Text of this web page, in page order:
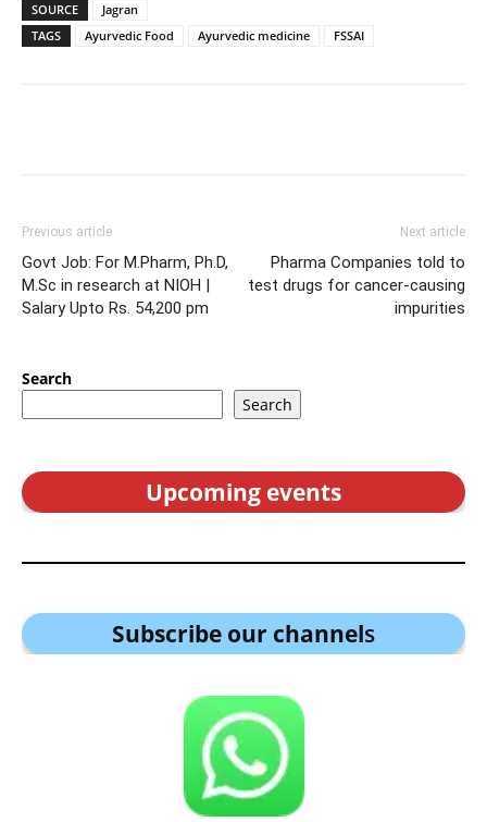
SOURCE
Jagran
TAGS
Ayurvedic Food Ayurvedic medicine FSSAI
Previous article
Govt Job: For M.Pharm, Ph.D,
M.Sc in research at NIOH |
Salary Upto Rs. 54,200 pm
Next article
Pharma Companies told to
test drugs for cancer-causing
impurities
Search
Search
Upcoming events
Subscribe our channels